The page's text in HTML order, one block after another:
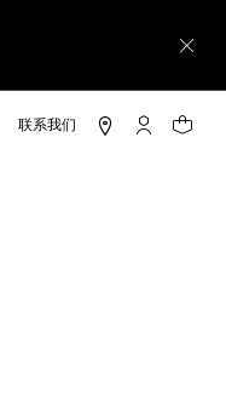
My TAG您的